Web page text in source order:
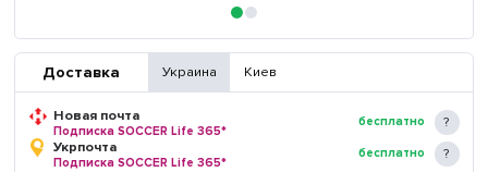
Доставка Украина Киев
Новая почта
Подписка SOCCER Life 365*
бесплатно
Укрпочта
Подписка SOCCER Life 365*
бесплатно